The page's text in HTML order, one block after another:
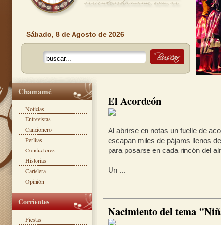
Sábado, 8 de Agosto de 2026
El Acordeón
Al abrirse en notas un fuelle de
escapan miles de pájaros llenos
para posarse en cada rincón del
Un ...
Nacimiento del tema
Chamamé
Noticias
Entrevistas
Cancionero
Perlitas
Conductores
Historias
Cartelera
Opinión
Corrientes
Fiestas